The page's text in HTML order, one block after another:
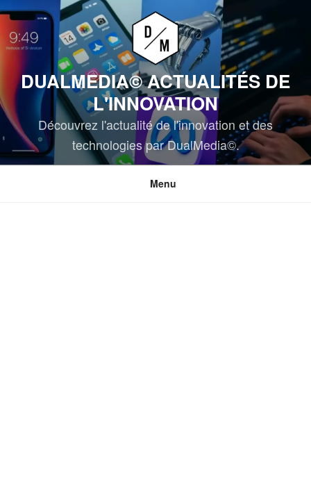
Aller
au
contenu
DUALMEDIA© ACTUALITÉS DE
L'INNOVATION
Découvrez l'actualité de l'innovation et des
technologies par DualMedia©.
Menu